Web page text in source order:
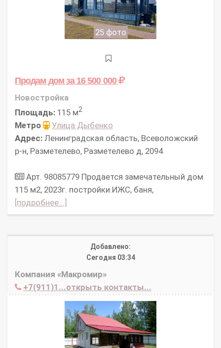
25 фото
Продам домза 16 500 000
Новостройка
Площадь: 115 м2
Метро
Улица Дыбенко
Адрес: Ленинградская область, Всеволожский
р-н, Разметелево, Разметелево д, 2094
Арт. 98085779 Продается замечательный дом
115 м2, 2023г. постройки.ИЖС, баня,
[подробнее...]
Добавлено:
Сегодня 03:34
Компания «Макромир»
+7(911)1...открыть контакты...